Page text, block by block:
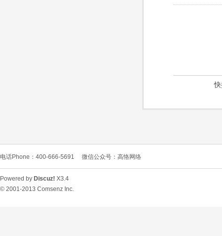
电话Phone：400-666-5691 微信公众号：高恪网络
Powered by Discuz! X3.4
© 2001-2013 Comsenz Inc.